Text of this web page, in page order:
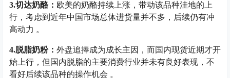
3.切达奶酪： 欧美的奶酪持续上涨，带动该品种洼地的上
行，考虑到近年中国市场总体进货量并不多，后续仍有冲
高动力 。
4.脱脂奶粉： 外盘追捧成为成长主因，而国内现货近期才开
始上行，但国内脱脂的主要消费行业并未有良好表现，不
看好后续该品种的操作机会 。